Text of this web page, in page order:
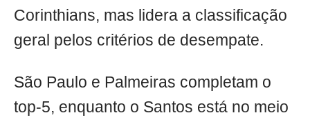
Corinthians, mas lidera a classificação
geral pelos critérios de desempate.
São Paulo e Palmeiras completam o
top-5, enquanto o Santos está no meio